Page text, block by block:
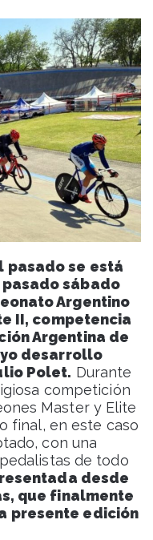
pasado se está
sábado
Argentino
II, competencia
Argentina de
desarrollo
Polet. Durante
competición
Master y Elite
final, en este caso
con una
de todo
desde
que finalmente
presente edición